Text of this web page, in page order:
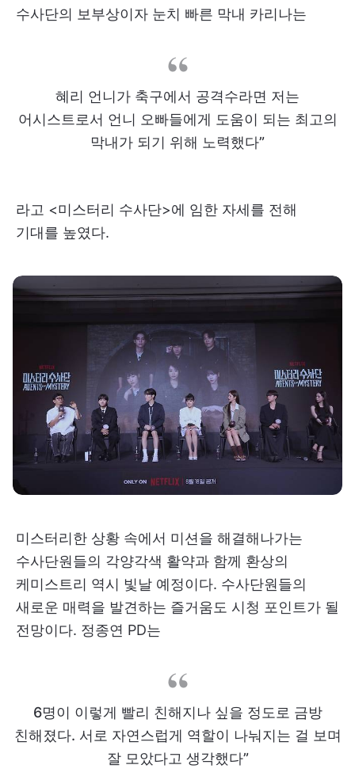
수사단의 보부상이자 눈치 빠른 막내 카리나는
혜리 언니가 축구에서 공격수라면 저는
어시스트로서 언니 오빠들에게 도움이 되는 최고의
막내가 되기 위해 노력했다”
라고 <미스터리 수사단>에 임한 자세를 전해
기대를 높였다.
미스터리한 상황 속에서 미션을 해결해나가는
수사단원들의 각양각색 활약과 함께 환상의
케미스트리 역시 빛날 예정이다. 수사단원들의
새로운 매력을 발견하는 즐거움도 시청 포인트가 될
전망이다. 정종연 PD는
6명이 이렇게 빨리 친해지나 싶을 정도로 금방
친해졌다. 서로 자연스럽게 역할이 나눠지는 걸 보며
잘 모았다고 생각했다”